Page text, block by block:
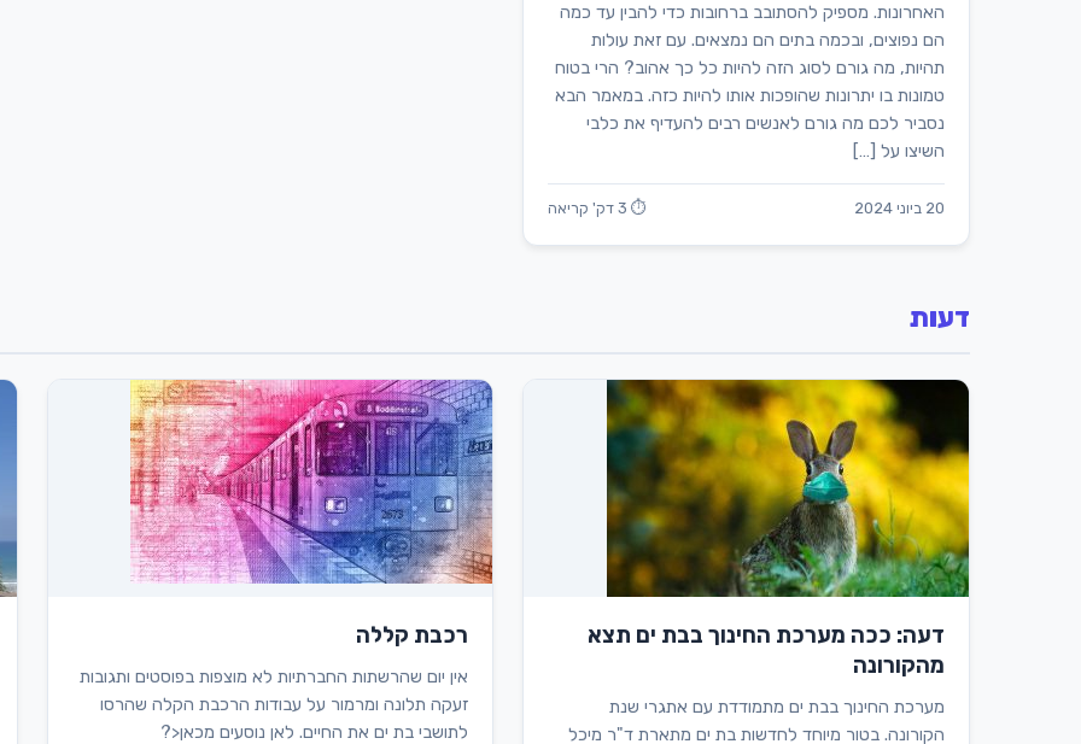
האחרונות. מספיק להסתובב ברחובות כדי להבין עד כמה
הם נפוצים, ובכמה בתים הם נמצאים. עם זאת עולות
תהיות, מה גורם לסוג הזה להיות כל כך אהוב? הרי בטוח
טמונות בו יתרונות שהופכות אותו להיות כזה. במאמר הבא
נסביר לכם מה גורם לאנשים רבים להעדיף את כלבי
השיצו על […]
20 ביוני 2024 ⏱ 3 דק' קריאה
דעות
דעה: ככה מערכת החינוך בבת ים תצא
מהקורונה
מערכת החינוך בבת ים מתמודדת עם אתגרי שנת
הקורונה. בטור מיוחד לחדשות בת ים מתארת ד"ר מיכל
רכבת קללה
אין יום שהרשתות החברתיות לא מוצפות בפוסטים ותגובות
זעקה תלונה ומרמור על עבודות הרכבת הקלה שהרסו
לתושבי בת ים את החיים. לאן נוסעים מכאן<?